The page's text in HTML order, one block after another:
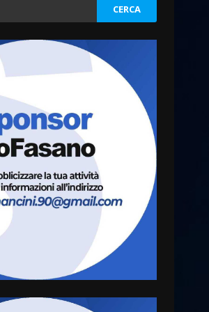
scrivono al Prefetto: “Noi
cittadini di serie B”
5 Agosto 2026 06:15
A Savelletri torna la Sagra del
Pesce Spada: appuntamento
a sabato 8 agosto
L’abusivismo giornalistico è
un pericolo